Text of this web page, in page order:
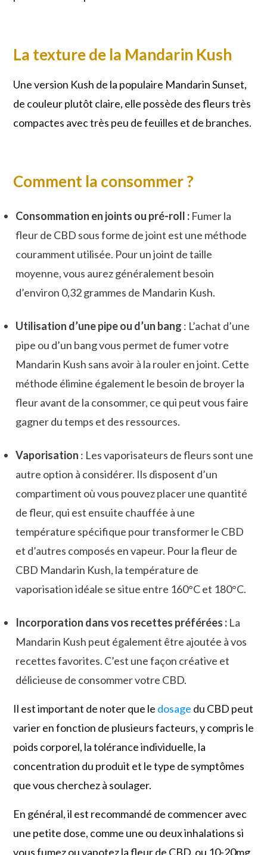
La texture de la Mandarin Kush
Une version Kush de la populaire Mandarin Sunset,
de couleur plutôt claire, elle possède des fleurs très
compactes avec très peu de feuilles et de branches.
Comment la consommer ?
Consommation en joints ou pré-roll : Fumer la
fleur de CBD sous forme de joint est une méthode
couramment utilisée. Pour un joint de taille
moyenne, vous aurez généralement besoin
d’environ 0,32 grammes de Mandarin Kush.
Utilisation d’une pipe ou d’un bang : L’achat d’une
pipe ou d’un bang vous permet de fumer votre
Mandarin Kush sans avoir à la rouler en joint. Cette
méthode élimine également le besoin de broyer la
fleur avant de la consommer, ce qui peut vous faire
gagner du temps et des ressources.
Vaporisation : Les vaporisateurs de fleurs sont une
autre option à considérer. Ils disposent d’un
compartiment où vous pouvez placer une quantité
de fleur, qui est ensuite chauffée à une
température spécifique pour transformer le CBD
et d’autres composés en vapeur. Pour la fleur de
CBD Mandarin Kush, la température de
vaporisation idéale se situe entre 160°C et 180°C.
Incorporation dans vos recettes préférées : La
Mandarin Kush peut également être ajoutée à vos
recettes favorites. C’est une façon créative et
délicieuse de consommer votre CBD.
Il est important de noter que le dosage du CBD peut
varier en fonction de plusieurs facteurs, y compris le
poids corporel, la tolérance individuelle, la
concentration du produit et le type de symptômes
que vous cherchez à soulager.
En général, il est recommandé de commencer avec
une petite dose, comme une ou deux inhalations si
vous fumez ou vapotez la fleur de CBD, ou 10-20mg